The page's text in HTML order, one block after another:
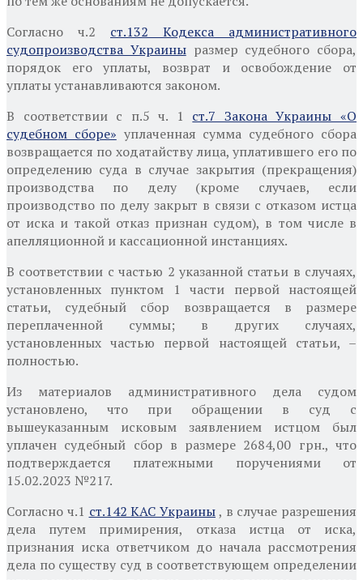
Согласно ч.2 ст.132 Кодекса административного
судопроизводства Украиныразмер судебного сбора,
порядок его уплаты, возврат и освобождение от
уплаты устанавливаются законом.
В соответствии с п.5 ч. 1 ст.7 Закона Украины «О
судебном сборе» уплаченная сумма судебного сбора
возвращается по ходатайству лица, уплатившего его по
определению суда в случае закрытия (прекращения)
производства по делу (кроме случаев, если
производство по делу закрыт в связи с отказом истца
от иска и такой отказ признан судом), в том числе в
апелляционной и кассационной инстанциях.
В соответствии с частью 2 указанной статьи в случаях,
установленных пунктом 1 части первой настоящей
статьи, судебный сбор возвращается в размере
переплаченной суммы; в других случаях,
установленных частью первой настоящей статьи, –
полностью.
Из материалов административного дела судом
установлено, что при обращении в суд с
вышеуказанным исковым заявлением истцом был
уплачен судебный сбор в размере 2684,00 грн., что
подтверждается платежными поручениями от
15.02.2023 №217.
Согласно ч.1 ст.142 КАС Украины, в случае разрешения
дела путем примирения, отказа истца от иска,
признания иска ответчиком до начала рассмотрения
дела по существу суд в соответствующем определении